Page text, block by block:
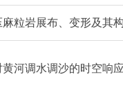
粒岩展布、变形及其
河调水调沙的时空响